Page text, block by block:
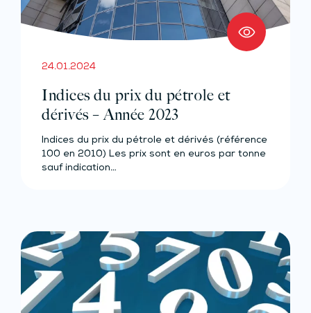
24.01.2024
Indices du prix du pétrole et
dérivés – Année 2023
Indices du prix du pétrole et dérivés (référence
100 en 2010) Les prix sont en euros par tonne
sauf indication…